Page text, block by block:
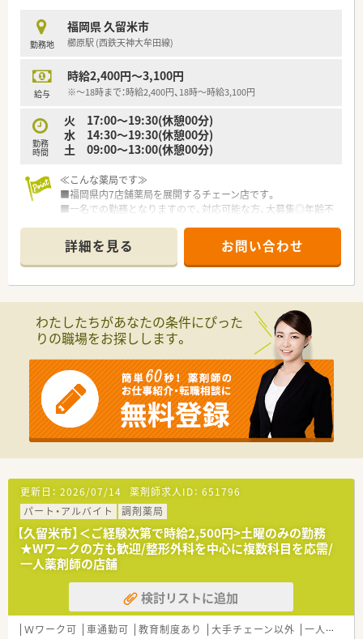
■親会社が東京の医療機器関連企業であるため基盤が非常に安
定しており安心して働けます。
■従業員の幸せと地域社会への貢献を理念に掲げ親しみやすい
勤務地
福岡県 久留米市
櫛原駅 (西鉄天神大牟田線)
給与
時給2,400円～3,100円
※～18時まで：時給2,400円、18時～時給3,100円
勤務
時間
火 17:00～19:30(休憩00分)
水 14:30～19:30(休憩00分)
土 09:00～13:00(休憩00分)
≪こんな薬局です≫
■福岡県内7店舗薬局を展開するチェーン店です。
■一名での勤務となりますので、対応可能な方、大募集◎年齢不
■Wワークできる方、大歓迎です！
■マイカー通勤OKです。無料駐車場も完備しています。
■明るい雰囲気で、協調性のある方が多い職場です。
詳細を見る お問い合わせ
わたしたちがあなたの条件にぴった
りの職場をお探しします。
更新日： 2026/07/14 薬剤師求人ID： 651796
パート・アルバイト
調剤薬局
【久留米市】＜ご経験次第で時給2,500円>土曜のみの勤務
★Wワークの方も歓迎/整形外科を中心に複数科目を応需/
一人薬剤師の店舗
検討リストに追加
Ｗワーク可 車通勤可 教育制度あり 大手チェーン以外 一人薬剤師